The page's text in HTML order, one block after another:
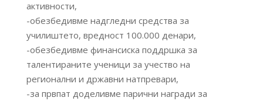
активности,
-обезбедивме надгледни средства за
училиштето, вредност 100.000 денари,
-обезбедивме финансиска поддршка за
талентираните ученици за учество на
регионални и државни натпревари,
-за првпат доделивме парични награди за